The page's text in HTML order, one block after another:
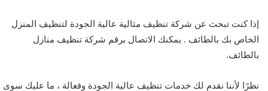
إذا كنت تبحث عن شركة تنظيف مثالية عالية الجودة لتنظيف المنزل
الخاص بك بالطائف . يمكنك الاتصال برقم شركة تنظيف منازل
بالطائف.
نظرًا لأننا نقدم لك خدمات تنظيف عالية الجودة وفعالة ، ما عليك سوى